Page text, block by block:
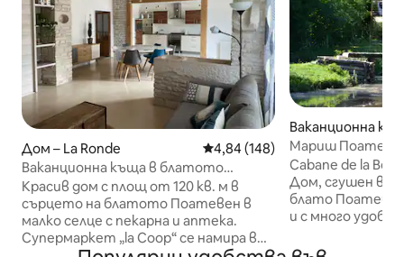
Дом – La Ronde Средна оценка: 4,84 от 5,
4,84 (148)
Ваканционна къща в блатото
Поатевен
Красив дом с площ от 120 кв. м в
сърцето на блатото Поатевен в
малко селце с пекарна и аптека.
Супермаркет „la Coop“ се намира в
Ваканционна
nneau-Irleau
Мариш
във водата
Cabane de la
Дом, сгушен в
блато
и с много
дъха гледка